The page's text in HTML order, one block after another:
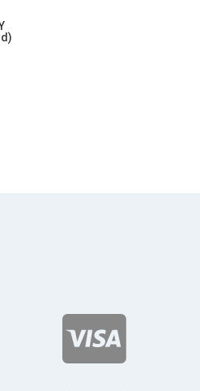
